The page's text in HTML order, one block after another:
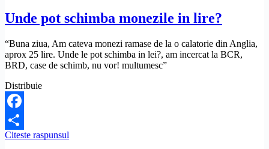
Unde pot schimba monezile in lire?
“Buna ziua, Am cateva monezi ramase de la o calatorie din Anglia,
aprox 25 lire. Unde le pot schimba in lei?, am incercat la BCR,
BRD, case de schimb, nu vor! multumesc”
Distribuie
Facebook
Share
Citeste raspunsul